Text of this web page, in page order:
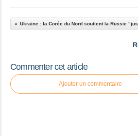
Ukraine : la Corée du Nord soutient la Russie
Commenter cet article
Ajouter un commentaire